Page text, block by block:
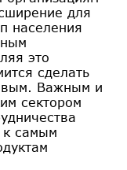
для
населения
это
сделать
Важным и
сектором
к самым